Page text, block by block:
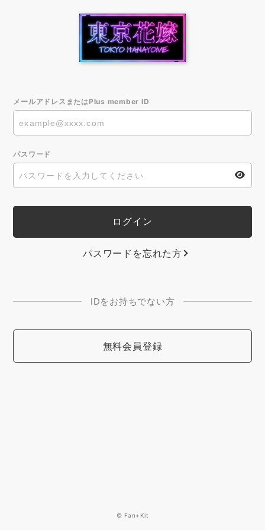
メールアドレスまたはPlus member ID
パスワード
パスワードを忘れた方
IDをお持ちでない方
無料会員登録
© Fan+Kit